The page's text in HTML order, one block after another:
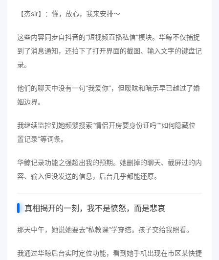
【杰sir】：懂，放心，我来安排～
这些内容同步自抖音的“短视频直播私信”模块。华鲸不仅捕捉
到了消息通知，还拍下了打开界面的截图、输入文字的键盘记
录。
他们的聊天中没有一句“我爱你”，但暧昧和暗示早已越过了婚
姻边界。
我继续监控到她频繁搜索“情侣开房要身份证吗”“如何隐藏位
置记录”等词条。
华鲸记录功能之强超出我的预期。她删掉的聊天、截屏过的内
容、输入但没发送的信息，后台几乎都能还原。
真相揭开的一刻，我不是愤怒，而是悲哀
那天中午，她说她要去“私教课”学穿搭。孩子交给我照看。
我通过华鲸后台实时定位功能，看到她手机出现在市区某快捷